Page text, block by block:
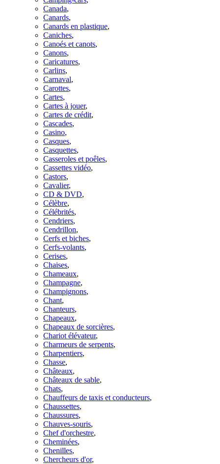
Canada,
Canards,
Canards en plastique,
Caniches,
Canoés et canots,
Canons,
Caricatures,
Carlins,
Carnaval,
Carottes,
Cartes,
Cartes à jouer,
Cartes de crédit,
Cascades,
Casino,
Casques,
Casquettes,
Casseroles et poêles,
Cassettes vidéo,
Castors,
Cavalier,
CD & DVD,
Célèbre,
Célébrités,
Cendriers,
Cendrillon,
Cerfs et biches,
Cerfs-volants,
Cerises,
Chaises,
Chameaux,
Champagne,
Champignons,
Chant,
Chanteurs,
Chapeaux,
Chapeaux de sorcières,
Chariot élévateur,
Charmeurs de serpents,
Charpentiers,
Chasse,
Châteaux,
Châteaux de sable,
Chats,
Chauffeurs de taxis et conducteurs,
Chaussettes,
Chaussures,
Chauves-souris,
Chef d'orchestre,
Cheminées,
Chenilles,
Chercheurs d'or,